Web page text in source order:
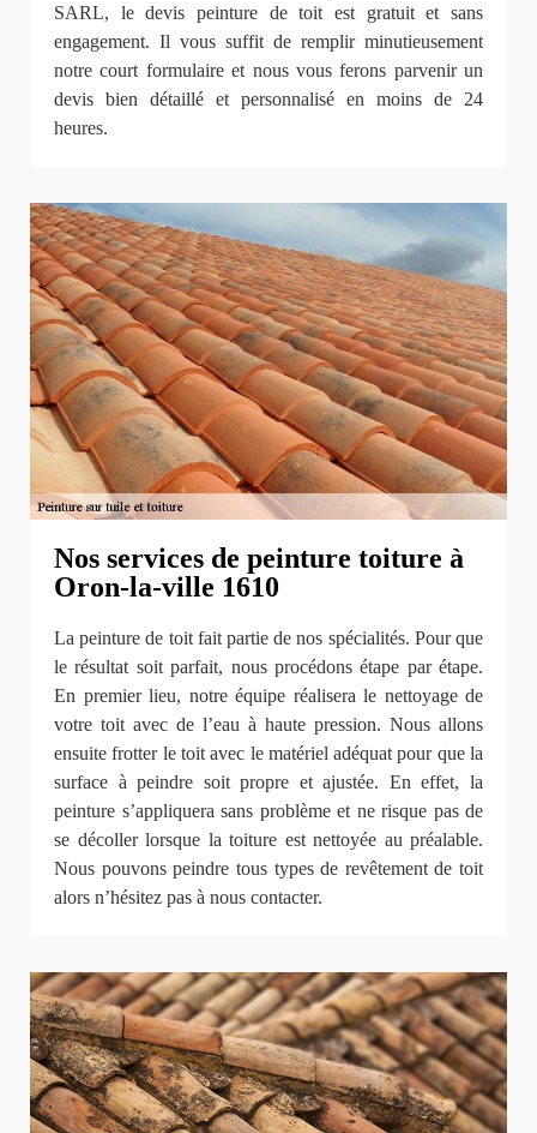
SARL, le devis peinture de toit est gratuit et sans
engagement. Il vous suffit de remplir minutieusement
notre court formulaire et nous vous ferons parvenir un
devis bien détaillé et personnalisé en moins de 24
heures.
Nos services de peinture toiture à
Oron-la-ville 1610
La peinture de toit fait partie de nos spécialités. Pour que
le résultat soit parfait, nous procédons étape par étape.
En premier lieu, notre équipe réalisera le nettoyage de
votre toit avec de l’eau à haute pression. Nous allons
ensuite frotter le toit avec le matériel adéquat pour que la
surface à peindre soit propre et ajustée. En effet, la
peinture s’appliquera sans problème et ne risque pas de
se décoller lorsque la toiture est nettoyée au préalable.
Nous pouvons peindre tous types de revêtement de toit
alors n’hésitez pas à nous contacter.